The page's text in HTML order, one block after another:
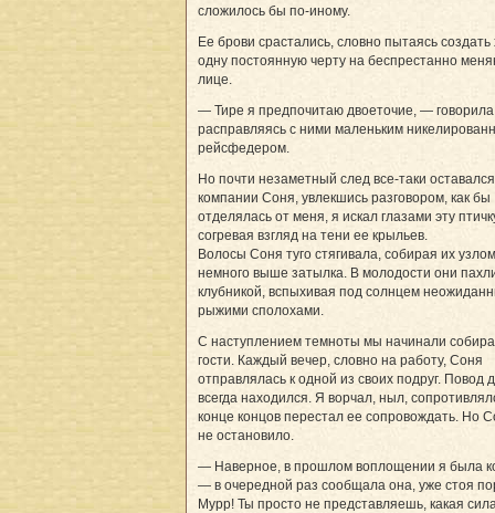
сложилось бы по-иному.
Ее брови срастались, словно пытаясь
одну постоянную черту на беспрестанно
лице.
— Тире я предпочитаю двоеточие, —
расправляясь с ними маленьким
рейсфедером.
Но почти незаметный след все-таки
компании Соня, увлекшись разговором, как бы
отделялась от меня, я искал глазами эту
согревая взгляд на тени ее крыльев.
Волосы Соня туго стягивала, собирая их узлом
немного выше затылка. В молодости они
клубникой, вспыхивая под солнцем
рыжими сполохами.
С наступлением темноты мы начинали
гости. Каждый вечер, словно на работу, Соня
отправлялась к одной из своих подруг. Повод
всегда находился. Я ворчал, ныл,
конце концов перестал ее сопровождать. Но
не остановило.
— Наверное, в прошлом воплощении я была
— в очередной раз сообщала она, уже стоя
Мурр! Ты просто не представляешь, какая